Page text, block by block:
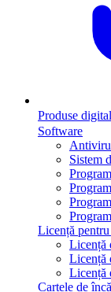
Produse
Software
Sistem
Licență
Licență
Licență
Licență
Cartele de